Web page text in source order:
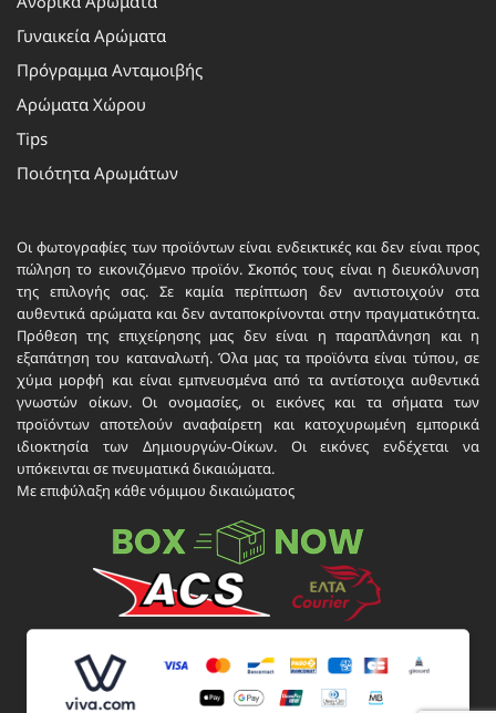
Γυναικεία Αρώματα
Πρόγραμμα Ανταμοιβής
Αρώματα Χώρου
Tips
Ποιότητα Αρωμάτων
Οι φωτογραφίες των προϊόντων είναι ενδεικτικές και δεν είναι προς
πώληση το εικονιζόμενο προϊόν. Σκοπός τους είναι η διευκόλυνση
της επιλογής σας. Σε καμία περίπτωση δεν αντιστοιχούν στα
αυθεντικά αρώματα και δεν ανταποκρίνονται στην πραγματικότητα.
Πρόθεση της επιχείρησης μας δεν είναι η παραπλάνηση και η
εξαπάτηση του καταναλωτή. Όλα μας τα προϊόντα είναι τύπου, σε
χύμα μορφή και είναι εμπνευσμένα από τα αντίστοιχα αυθεντικά
γνωστών οίκων. Οι ονομασίες, οι εικόνες και τα σήματα των
προϊόντων αποτελούν αναφαίρετη και κατοχυρωμένη εμπορικά
ιδιοκτησία των Δημιουργών-Οίκων. Οι εικόνες ενδέχεται να
υπόκεινται σε πνευματικά δικαιώματα.
Με επιφύλαξη κάθε νόμιμου δικαιώματος